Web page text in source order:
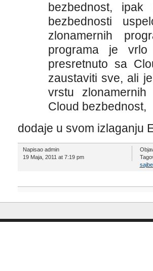
bezbednost,
bezbednosti
zlonamernih
programa je
presretnuto sa
zaustaviti sve, ali
vrstu
Cloud bezbednost,
dodaje u svom izlaganju
Napisao admin
19 Maja, 2011 at 7:19 pm